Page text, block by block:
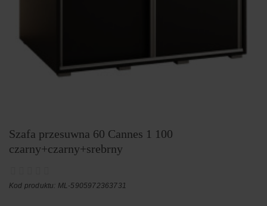
Szafa przesuwna 60 Cannes 1 100
czarny+czarny+srebrny
Kod produktu: ML-5905972363731